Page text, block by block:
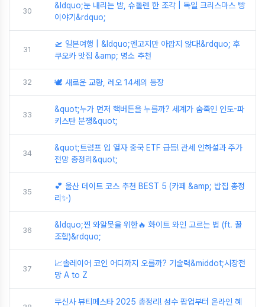
30
&ldquo;눈 내리는 밤, 슈톨렌 한 조각 | 독일 크리스마스 빵
이야기&rdquo;
31
🛫 일본여행 | &ldquo;엔고지만 아깝지 않다!&rdquo; 후
쿠오카 맛집 &amp; 명소 추천
32 🕊️ 새로운 교황, 레오 14세의 등장
33
&quot;누가 먼저 핵버튼을 누를까? 세계가 숨죽인 인도-파
키스탄 분쟁&quot;
34
&quot;트럼프 입 열자 중국 ETF 급등! 관세 인하설과 주가
전망 총정리&quot;
35
💕 울산 데이트 코스 추천 BEST 5 (카페 &amp; 밥집 총정
리✨)
36
&ldquo;찐 와알못을 위한🔥 화이트 와인 고르는 법 (ft. 꿀
조합)&rdquo;
37
📈솔레이어 코인 어디까지 오를까? 기술력&middot;시장전
망 A to Z
무신사 뷰티페스타 2025 총정리! 성수 팝업부터 온라인 혜